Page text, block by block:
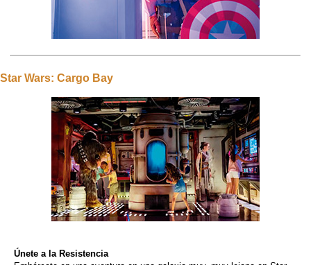
Star Wars: Cargo Bay
Únete a la Resistencia